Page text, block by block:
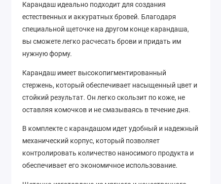
Карандаш идеально подходит для создания
естественных и аккуратных бровей. Благодаря
специальной щеточке на другом конце карандаша,
вы сможете легко расчесать брови и придать им
нужную форму.
Карандаш имеет высокопигментированный
стержень, который обеспечивает насыщенный цвет и
стойкий результат. Он легко скользит по коже, не
оставляя комочков и не смазываясь в течение дня.
В комплекте с карандашом идет удобный и надежный
механический корпус, который позволяет
контролировать количество наносимого продукта и
обеспечивает его экономичное использование.